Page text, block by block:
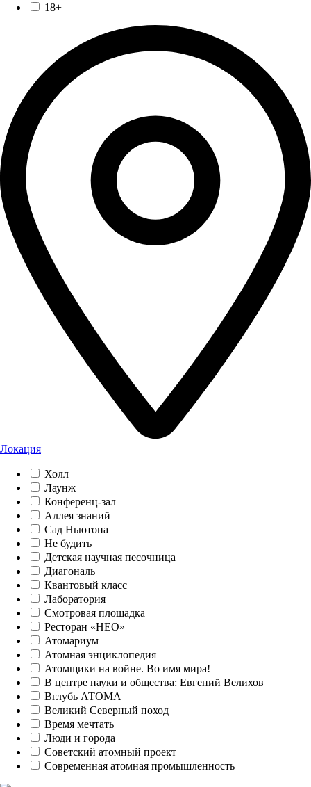
18+
Локация
Холл
Лаунж
Конференц-зал
Аллея знаний
Сад Ньютона
Не будить
Детская научная песочница
Диагональ
Квантовый класс
Лаборатория
Смотровая площадка
Ресторан «НЕО»
Атомариум
Атомная энциклопедия
Атомщики на войне. Во имя мира!
В центре науки и общества: Евгений Велихов
Вглубь АТОМА
Великий Северный поход
Время мечтать
Люди и города
Советский атомный проект
Современная атомная промышленность